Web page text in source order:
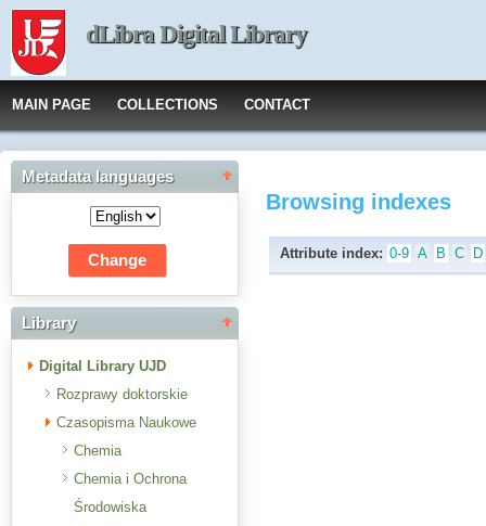
dLibra Digital Library
MAIN PAGE COLLECTIONS CONTACT
Metadata languages
Library
Digital Library UJD
Rozprawy doktorskie
Czasopisma Naukowe
Chemia
Chemia i Ochrona
Środowiska
Browsing indexes
Attribute index: 0-9 A B C D